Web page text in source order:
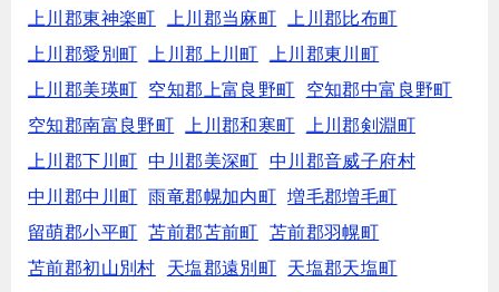
上川郡東神楽町
上川郡当麻町
上川郡比布町
上川郡愛別町
上川郡上川町
上川郡東川町
上川郡美瑛町
空知郡上富良野町
空知郡中富良野町
空知郡南富良野町
上川郡和寒町
上川郡剣淵町
上川郡下川町
中川郡美深町
中川郡音威子府村
中川郡中川町
雨竜郡幌加内町
増毛郡増毛町
留萌郡小平町
苫前郡苫前町
苫前郡羽幌町
苫前郡初山別村
天塩郡遠別町
天塩郡天塩町